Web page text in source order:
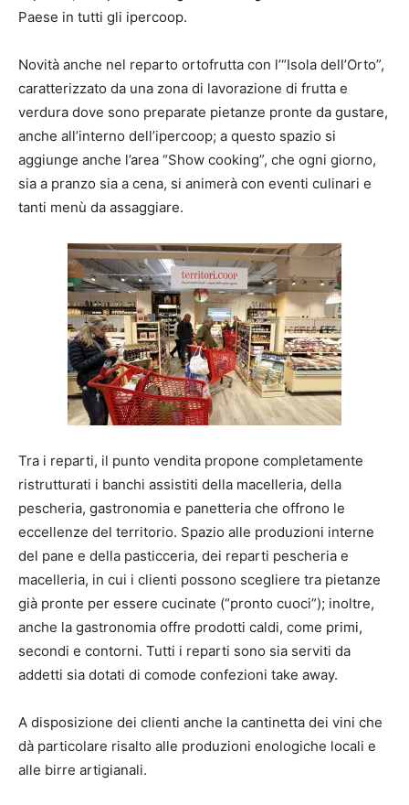
Paese in tutti gli ipercoop.
Novità anche nel reparto ortofrutta con l’“Isola dell’Orto”,
caratterizzato da una zona di lavorazione di frutta e
verdura dove sono preparate pietanze pronte da gustare,
anche all’interno dell’ipercoop; a questo spazio si
aggiunge anche l’area “Show cooking”, che ogni giorno,
sia a pranzo sia a cena, si animerà con eventi culinari e
tanti menù da assaggiare.
Tra i reparti, il punto vendita propone completamente
ristrutturati i banchi assistiti della macelleria, della
pescheria, gastronomia e panetteria che offrono le
eccellenze del territorio. Spazio alle produzioni interne
del pane e della pasticceria, dei reparti pescheria e
macelleria, in cui i clienti possono scegliere tra pietanze
già pronte per essere cucinate (“pronto cuoci”); inoltre,
anche la gastronomia offre prodotti caldi, come primi,
secondi e contorni. Tutti i reparti sono sia serviti da
addetti sia dotati di comode confezioni take away.
A disposizione dei clienti anche la cantinetta dei vini che
dà particolare risalto alle produzioni enologiche locali e
alle birre artigianali.